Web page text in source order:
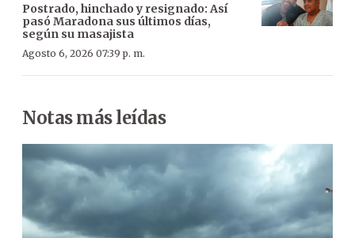
Postrado, hinchado y resignado: Así
pasó Maradona sus últimos días,
según su masajista
Agosto 6, 2026 07:39 p. m.
Notas más leídas